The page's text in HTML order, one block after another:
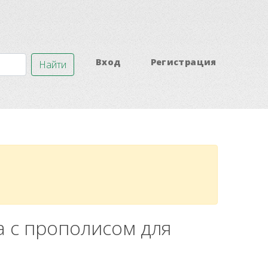
Найти Вход Регистрация
с прополисом для